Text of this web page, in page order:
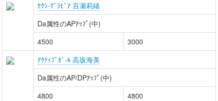
ｾｸｼ-ｸﾞﾗﾋﾞｱ 百瀬莉緒
Da属性のAPｱｯﾌﾟ(中)
4500
3000
ｱｸﾃｨﾌﾞｶﾞ-ﾙ 高坂海美
Da属性のAP/DPｱｯﾌﾟ(中)
4800
4800